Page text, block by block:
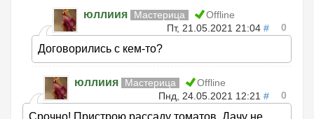
юллиия Мастерица
Offline
Пт, 21.05.2021 21:04 # 0
Договорились с кем-то?
юллиия Мастерица
Offline
Пнд, 24.05.2021 12:21 # 0